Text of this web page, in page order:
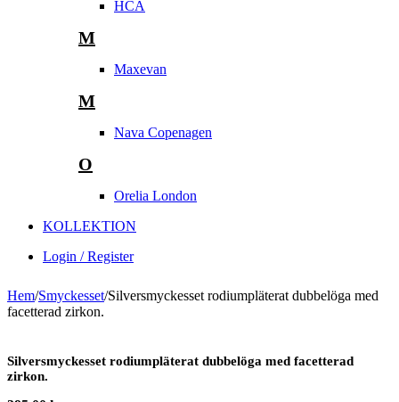
HCA
M
Maxevan
M
Nava Copenagen
O
Orelia London
KOLLEKTION
Login / Register
Hem/Smyckesset/Silversmyckesset rodiumpläterat dubbelöga med
facetterad zirkon.
Silversmyckesset rodiumpläterat dubbelöga med facetterad
zirkon.